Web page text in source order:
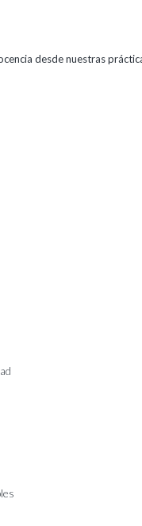
desde nuestras